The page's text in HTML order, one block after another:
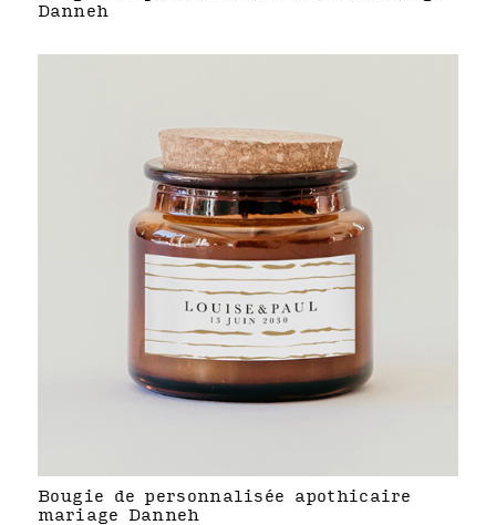
Danneh
Bougie de personnalisée apothicaire
mariage Danneh